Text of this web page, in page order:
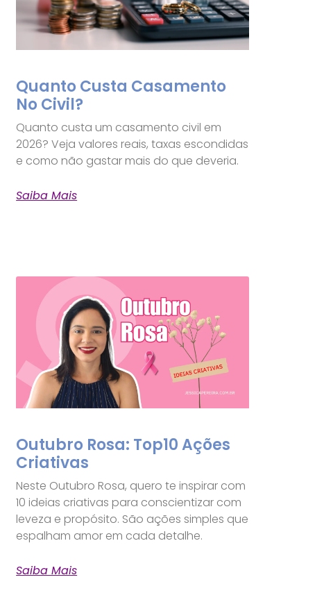
Quanto Custa Casamento
No Civil?
Quanto custa um casamento civil em
2026? Veja valores reais, taxas escondidas
e como não gastar mais do que deveria.
Saiba Mais
Outubro Rosa: Top10 Ações
Criativas
Neste Outubro Rosa, quero te inspirar com
10 ideias criativas para conscientizar com
leveza e propósito. São ações simples que
espalham amor em cada detalhe.
Saiba Mais